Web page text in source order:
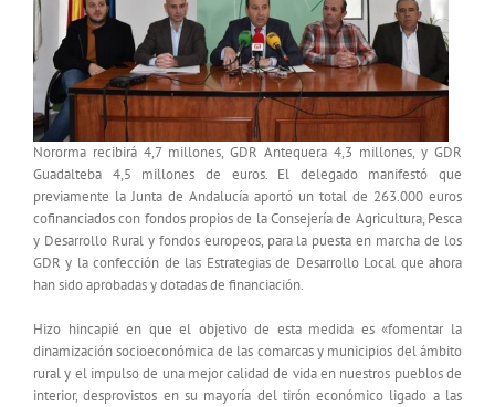
Nororma recibirá 4,7 millones, GDR Antequera 4,3 millones, y GDR
Guadalteba 4,5 millones de euros. El delegado manifestó que
previamente la Junta de Andalucía aportó un total de 263.000 euros
cofinanciados con fondos propios de la Consejería de Agricultura, Pesca
y Desarrollo Rural y fondos europeos, para la puesta en marcha de los
GDR y la confección de las Estrategias de Desarrollo Local que ahora
han sido aprobadas y dotadas de financiación.
Hizo hincapié en que el objetivo de esta medida es «fomentar la
dinamización socioeconómica de las comarcas y municipios del ámbito
rural y el impulso de una mejor calidad de vida en nuestros pueblos de
interior, desprovistos en su mayoría del tirón económico ligado a las